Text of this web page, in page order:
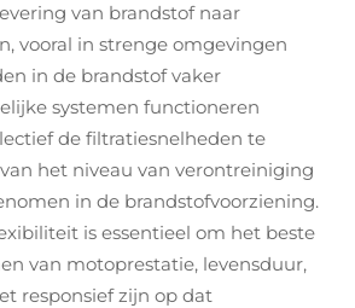
van brandstof naar
vooral in strenge omgevingen
in de brandstof vaker
systemen functioneren
de filtratiesnelheden te
het niveau van verontreiniging
in de brandstofvoorziening.
is essentieel om het beste
van motoprestatie, levensduur,
responsief zijn op dat